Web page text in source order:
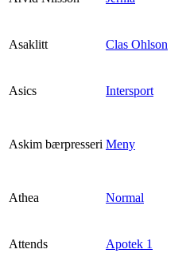
Asaklitt Clas Ohlson
Asics Intersport
Askim bærpresseri Meny
Athea Normal
Attends Apotek 1